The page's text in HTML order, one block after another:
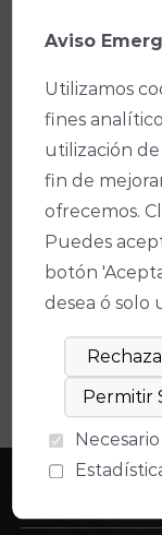
X
No se ha
Aviso
Utilizamos
fines
utilización de
fin de
ofrecemos.
Puedes
botón
desea ó solo
Necesario